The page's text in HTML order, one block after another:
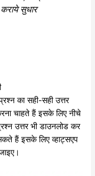
सुधार
का सही-सही उत्तर
चाहते हैं इसके लिए नीचे
उत्तर भी डाउनलोड कर
हैं इसके लिए व्हाट्सएप